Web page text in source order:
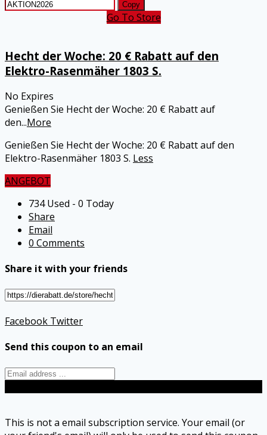
Copy
Go To Store
Hecht der Woche: 20 € Rabatt auf den
Elektro-Rasenmäher 1803 S.
No Expires
Genießen Sie Hecht der Woche: 20 € Rabatt auf
den...More
Genießen Sie Hecht der Woche: 20 € Rabatt auf den
Elektro-Rasenmäher 1803 S. Less
ANGEBOT
734 Used - 0 Today
Share
Email
0 Comments
Share it with your friends
Facebook Twitter
Send this coupon to an email
This is not a email subscription service. Your email (or